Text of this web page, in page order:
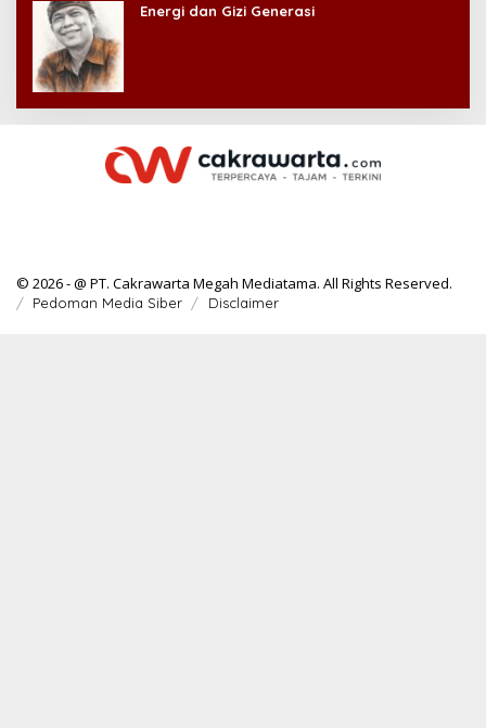
Energi dan Gizi Generasi
© 2026 - @ PT. Cakrawarta Megah Mediatama. All Rights Reserved.
Pedoman Media Siber Disclaimer